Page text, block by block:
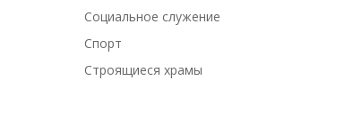
Социальное служение
Спорт
Строящиеся храмы